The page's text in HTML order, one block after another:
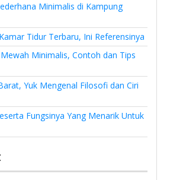
Minimalis di Kampung
Tidur Terbaru, Ini Referensinya
Minimalis, Contoh dan Tips
Yuk Mengenal Filosofi dan Ciri
Fungsinya Yang Menarik Untuk